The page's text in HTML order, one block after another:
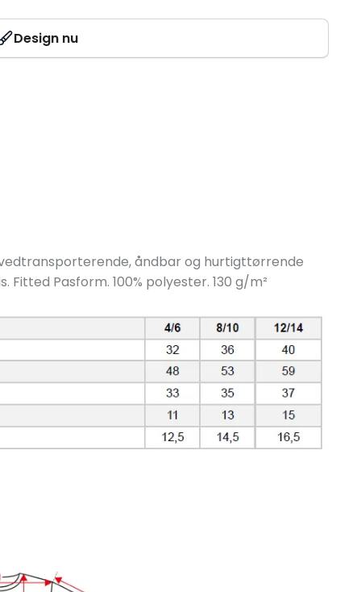
Design nu
åndbar og hurtigttørrende
Pasform. 100% polyester. 130 g/m²